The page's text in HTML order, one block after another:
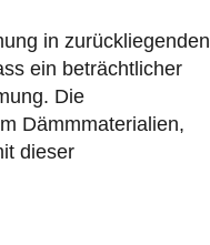
in zurückliegenden
ein beträchtlicher
Die
Dämmmaterialien,
dieser